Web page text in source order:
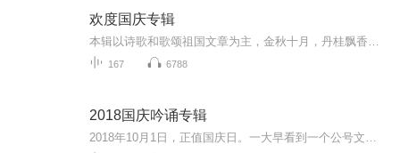
欢度国庆专辑
167 6788
2018国庆吟诵专辑